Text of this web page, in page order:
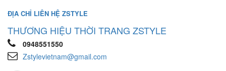
ĐỊA CHỈ LIÊN HỆ ZSTYLE
THƯƠNG HIỆU THỜI TRANG ZSTYLE
0948551550
Zstylevietnam@gmail.com